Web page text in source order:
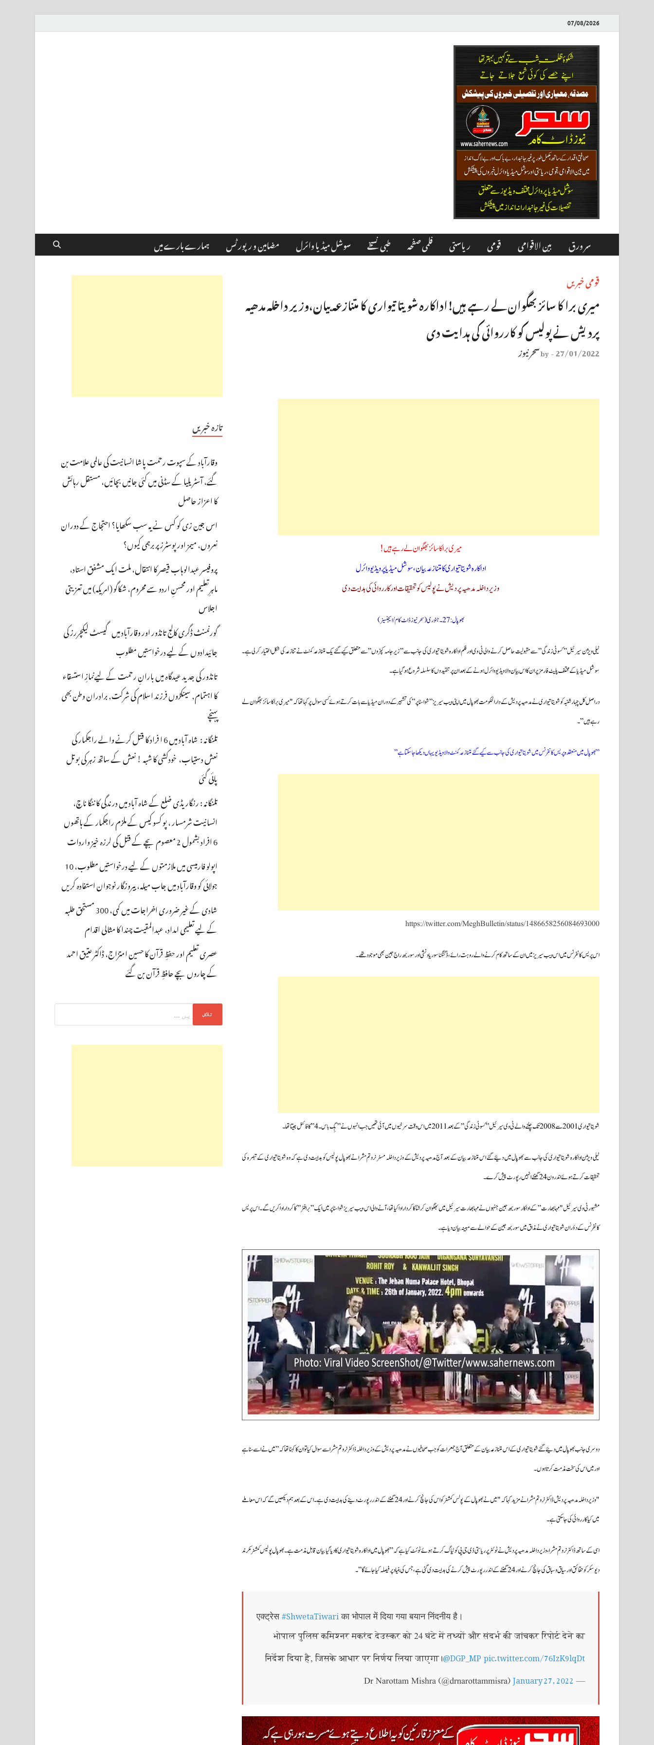
07/08/2026
سر ورق بین الاقوامی قومی ریاستی فلمی صفحہ طبی نسخے سوشل میڈیا وائرل مضامین و رپورٹس
ہمارے بارے میں
قومی خبریں
میری برا کا سائز بھگوان لے رہے ہیں!اداکارہ شویتا تیواری کا متنازعہ بیان،وزیر داخلہ مدھیہ
پردیش نے پولیس کو کارروائی کی ہدایت دی
27/01/2022
-
byسحر نیوز
میری برا کا سائز بھگوان لے رہے ہیں!
اداکارہ شویتا تیواری کا متنازعہ بیان،سوشل میڈیا پر ویڈیو وائرل
وزیر داخلہ مدھیہ پردیش نے پولیس کو تحقیقات اور کارروائی کی ہدایت دی
بھوپال: 27۔جنوری(سحرنیوز ڈاٹ کام/ایجنسیز)
ٹیلی ویژن سیرئیل ” کسوٹی زندگی” سے مقبولیت حاصل کرنے والی ٹی وی اور فلم اداکارہ شویتا تیواری کی جانب سے” زیر جامہ کپڑوں” سے متعلق کیے گئے یک متنازعہ کمنٹ نے تنازعہ کی شکل اختیار کرلی ہے۔
سوشل میڈیا کے مختلف پلیٹ فارمز پر ان کا اس بیان والا ویڈیو وائرل ہونے کے بعد ان پر تنقیدوں کا سلسلہ شروع ہوگیا ہے۔
دراصل کل چہارشنبہ کو شویتا تیواری نے مدھیہ پردیش کے دارالحکومت بھوپال میں اپنی ویب سیریز ” شو اسٹاپر” کی تشہیر کے دوران میڈیا سے بات کرتے ہوئے کسی سوال پر کہا تھا کہ "میری برا کا سائز بھگوان لے
رہے ہیں”۔
” بھوپال میں منعقدہ پریس کانفرنس میں شویتا تیواری کی جانب سے کیے گئے متنازعہ کمنٹ والا ویڈیو یہاں دیکھا جاسکتا ہے”
https://twitter.com/MeghBulletin/status/1486658256084693000
اس پریس کانفرنس میں اس ویب سیریز میں ان کے ساتھ کام کرنے والے روہت رائے،ڈگنگنا سوریاونشی اور سوربھ راج جین بھی موجود تھے۔
شویتا تیواری 2001 سے 2008 تک چلنے والے ٹی وی سیرئیل” کسوٹی زندگی” کے بعد 2011 میں اس وقت سرخیوں میں آئی تھیں جب انہوں نے ” بِگ باس۔4 ” کا فائنل جیتا تھا۔
ٹیلی ویژن اداکارہ شویتا تیواری کی جانب سے بھوپال میں دئیے گئے اس متنازعہ بیان کے بعد آج مدھیہ پردیش کے وزیر داخلہ مسٹر نروتم مشرا نے بھوپال پولیس کو ہدایت دی ہے کہ وہ شویتا تیواری کے تبصرہ کی
تحقیقات کرتے ہوئے اندرون 24 گھنٹے انہیں رپورٹ پیش کرے۔
مشہور ٹی وی سیرئیل "مہابھارت” کے اداکار سوربھ جین جنہوں نے مہابھارت سیرئیل میں بھگوان کرشنا کا کردار ادا کیا تھا، آنے والی اس ویب سیریز شو اسٹاپر میں ایک ” برا فٹر ” کا کردار اداکریں گے۔اس پریس
کانفرنس کے دؤران شویتا تیواری نے مذاق میں سوربھ جین کے حوالے سے مبینہ بیان دیا ہے۔
دوسری جانب بھوپال میں دئیے گئے شویتا تیواری کے اس متنازعہ بیان کے متعلق آج جمعرات کو جب صحافیوں نے مدھیہ پردیش کے وزیر داخلہ ڈاکٹر نروتم مشرا سے سوال کیا تو ان کا کہنا تھا کہ” میں نے اسے سنا ہے
اور میں اس کی سخت مذمت کرتا ہوں۔
"وزیر داخلہ مدھیہ پردیش ڈاکٹر نروتم مشرا نے مزید کہا کہ "میں نے بھوپال کے پولس کمشنر کو اس کی جانچ کرنے اور 24 گھنٹے کے اندر رپورٹ دینے کی ہدایت دی ہے۔اس کے بعد ہم دیکھیں گے کہ اس معاملے
میں کیا کارروائی کی جاسکتی ہے۔
اسی کے ساتھ ڈاکٹر نروتم مشرا،وزیر داخلہ مدھیہ پردیش نے ٹوئٹر پر ریاستی ڈی جی پی کو ٹیاگ کرتے ہوئے ٹوئٹ کیا ہے کہ”بھوپال میں اداکارہ شویتا تیواری کا دیا گیا بیان قابل مذمت ہے۔بھوپال پولیس کمشنر مکرند
دیوسکر کو حقائق اور سیاق و سباق کی جانچ کرنے اور 24 گھنٹے کے اندر رپورٹ پیش کرنے کی ہدایت دی گئی ہے،جس کی بنیاد پر فیصلہ کیا جائے گا”۔
एक्ट्रेस#ShwetaTiwariका भोपाल में दिया गया बयान निंदनीय है।
भोपाल पुलिस कमिश्नर मकरंद देउस्कर को 24 घंटे में तथ्यों और संदर्भ की जांचकर रिपोर्ट देने का
निर्देश दिया है, जिसके आधार पर निर्णय लिया जाएगा।@DGP_MPpic.twitter.com/76IzK9lqDt
— Dr Narottam Mishra (@drnarottammisra)
January 27, 2022
تازہ خبریں
وقارآباد کے سپوت رحمت پاشا انسانیت کی عالمی علامت بن
گئے، آسٹریلیا کے سڈنی میں کئی جانیں بچائیں، مستقل رہائش
کا اعزاز حاصل
اس جین زی کو کس نے یہ سب سکھایا؟ احتجاج کے دوران
نعروں، میمز اور پوسٹرز پر برہمی کیوں؟
پروفیسر عبدالوہاب قیصر کا انتقال، ملت ایک مشفق استاد،
ماہرِتعلیم اور محسنِ اردو سے محروم، شکاگو (امریکہ) میں تعزیتی
اجلاس
گورنمنٹ ڈگری کالج تانڈور اور وقارآباد میں گیسٹ لیکچررز کی
جائیدادوں کے لیے درخواستیں مطلوب
تانڈور کی جدید عیدگاہ میں بارانِ رحمت کے لیےنمازِ استسقاء
کا اہتمام, سینکڑوں فرزند اسلام کی شرکت, برادران وطن بھی
پہنچے
تلنگانہ : شاہ آباد میں 6 ا فراد کا قتل کرنے والے راجکمار کی
نعش دستیاب، خودکشی کا شبہ ! نعش کے ساتھ زہر کی بوتل
پائی گئی
تلنگانہ : رنگاریڈی ضلع کے شاہ آباد میں درندگی کا ننگا ناچ،
انسانیت شرمسار ، پو کسو کیس کے ملزم راجکمار کے ہاتھوں
6 افراد بشمول 2 معصوم بچے کے قتل کی لرزہ خیز واردات
اپولو فارمیسی میں ملازمتوں کے لیے درخواستیں مطلوب، 10
جولائی کو وقارآباد میں جاب میلہ، بیروزگار نوجوان استفادہ کریں
شادی کے غیر ضروری اخراجات میں کمی، 300 مستحق طلبہ
کے لیے تعلیمی امداد، عبدالمقیت چندا کا مثالی اقدام
عصری تعلیم اور حفظِ قرآن کا حسین امتزاج، ڈاکٹر عتیق احمد
کے چاروں بچے حافظِ قرآن بن گئے